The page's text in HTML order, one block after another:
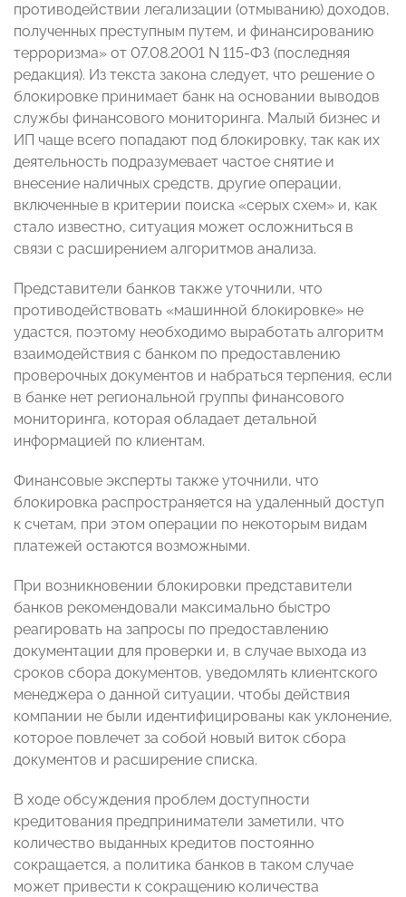
противодействии легализации (отмыванию) доходов,
полученных преступным путем, и финансированию
терроризма» от 07.08.2001 N 115-ФЗ (последняя
редакция). Из текста закона следует, что решение о
блокировке принимает банк на основании выводов
службы финансового мониторинга. Малый бизнес и
ИП чаще всего попадают под блокировку, так как их
деятельность подразумевает частое снятие и
внесение наличных средств, другие операции,
включенные в критерии поиска «серых схем» и, как
стало известно, ситуация может осложниться в
связи с расширением алгоритмов анализа.
Представители банков также уточнили, что
противодействовать «машинной блокировке» не
удастся, поэтому необходимо выработать алгоритм
взаимодействия с банком по предоставлению
проверочных документов и набраться терпения, если
в банке нет региональной группы финансового
мониторинга, которая обладает детальной
информацией по клиентам.
Финансовые эксперты также уточнили, что
блокировка распространяется на удаленный доступ
к счетам, при этом операции по некоторым видам
платежей остаются возможными.
При возникновении блокировки представители
банков рекомендовали максимально быстро
реагировать на запросы по предоставлению
документации для проверки и, в случае выхода из
сроков сбора документов, уведомлять клиентского
менеджера о данной ситуации, чтобы действия
компании не были идентифицированы как уклонение,
которое повлечет за собой новый виток сбора
документов и расширение списка.
В ходе обсуждения проблем доступности
кредитования предприниматели заметили, что
количество выданных кредитов постоянно
сокращается, а политика банков в таком случае
может привести к сокращению количества